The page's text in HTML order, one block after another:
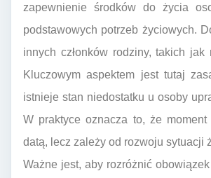
zapewnienie środków do życia
podstawowych potrzeb życiowych.
innych członków rodziny, takich
Kluczowym aspektem jest tutaj
istnieje stan niedostatku u osoby
W praktyce oznacza to, że
datą, lecz zależy od rozwoju sytuacji
Ważne jest, aby rozróżnić